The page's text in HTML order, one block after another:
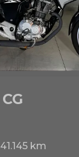
CG
41.145 km